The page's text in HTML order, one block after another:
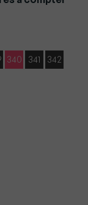
340 341
342